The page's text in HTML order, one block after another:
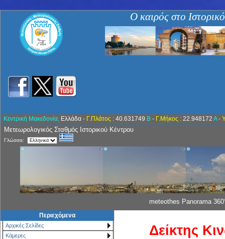
Ο καιρός στο
Κεντρική Μακεδονία, Ελλάδα - Γ.Πλάτος : 40.631749 Β - Γ.Μήκος : 22.948172 Α-
Μετεωρολογικός Σταθμός Ιστορικού Κέντρου
Γλώσσα:
meteothes Panorama
Περιεχόμενα
Αρχικές Σελίδες
Κάμερες
Δείκτης